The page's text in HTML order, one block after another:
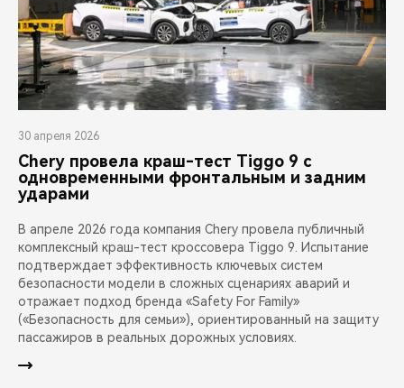
30 апреля 2026
Chery провела краш-тест Tiggo 9 с
одновременными фронтальным и задним
ударами
В апреле 2026 года компания Chery провела публичный
комплексный краш-тест кроссовера Tiggo 9. Испытание
подтверждает эффективность ключевых систем
безопасности модели в сложных сценариях аварий и
отражает подход бренда «Safety For Family»
(«Безопасность для семьи»), ориентированный на защиту
пассажиров в реальных дорожных условиях.